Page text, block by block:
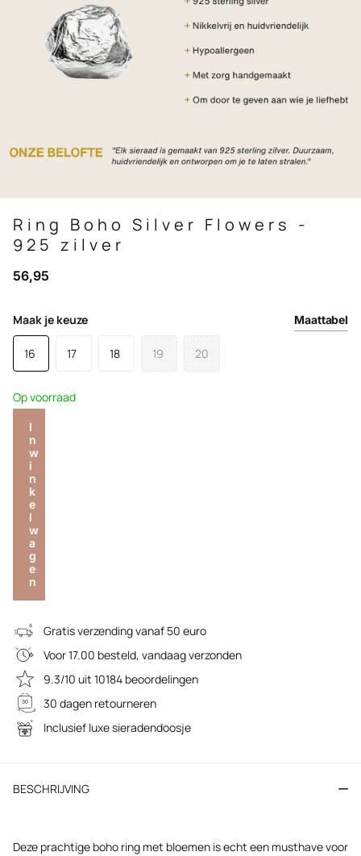
Ring Boho Silver Flowers -
925 zilver
56,95
Maak je keuze Maattabel
16 17 18 19 20
Op voorraad
I
n
w
i
n
k
e
l
w
a
g
e
n
Gratis verzending vanaf 50 euro
Voor 17.00 besteld, vandaag verzonden
9.3/10 uit 10184 beoordelingen
30 dagen retourneren
Inclusief luxe sieradendoosje
BESCHRIJVING
Deze prachtige boho ring met bloemen is echt een musthave voor